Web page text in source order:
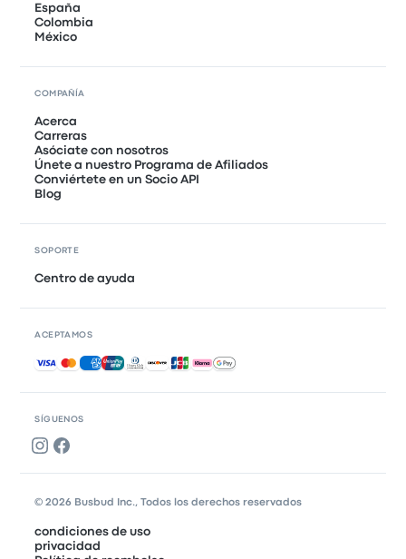
SÍGUENOS
España
Colombia
México
COMPAÑÍA
Acerca
Carreras
Asóciate con nosotros
Únete a nuestro Programa de Afiliados
Conviértete en un Socio API
Blog
SOPORTE
Centro de ayuda
ACEPTAMOS
Pagos aceptados
© 2026 Busbud Inc., Todos los derechos reservados
condiciones de uso
privacidad